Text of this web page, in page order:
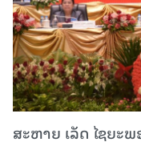
ສະຫາຍ ເລັດ ໄຊຍະ